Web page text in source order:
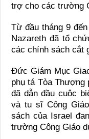
trợ cho các trường
Từ đầu tháng 9
Nazareth đã tổ
các chính sách cắt
Đức Giám Mục
phụ tá Tòa Thượng
đã dẫn đầu cuộc
và tu sĩ Công
sách của Israel
trường Công Giáo